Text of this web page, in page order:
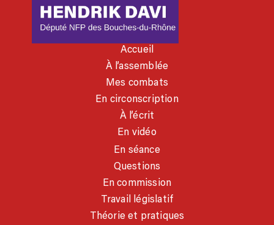
Accueil
À l’assemblée
Mes combats
En circonscription
À l’écrit
En vidéo
En séance
Questions
En commission
Travail législatif
Théorie et pratiques